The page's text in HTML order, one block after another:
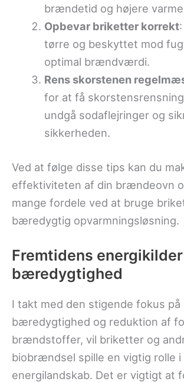
brændetid og højere
Opbevar briketter korrekt
tørre og beskyttet mod
optimal brændværdi.
Rens skorstenen
for at få
undgå sodaflejringer og
sikkerheden.
Ved at følge disse tips kan du
effektiviteten af din brændeovn
mange fordele ved at bruge
bæredygtig opvarmningsløsning.
Fremtidens
bæredygtighed
I takt med den stigende fokus på
bæredygtighed og reduktion af
brændstoffer, vil briketter og
biobrændsel spille en vigtig rolle
energilandskab. Det er vigtigt